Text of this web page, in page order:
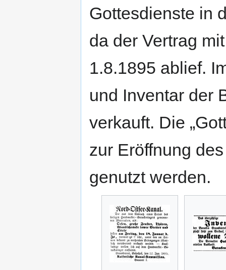
Gottesdienste in
da der Vertrag
1.8.1895 ablief.
und Inventar der
verkauft. Die
zur Eröffnung
genutzt werden.